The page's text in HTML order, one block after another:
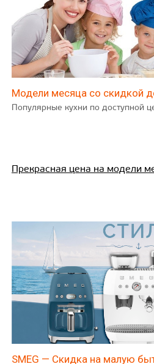
Модели месяца со скидкой
Популярные кухни по доступной
Прекрасная цена на модели
SMEG — Скидка на малую